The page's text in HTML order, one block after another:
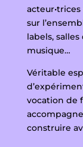
sur
labels,
musique…
Véritable
vocation de
construire